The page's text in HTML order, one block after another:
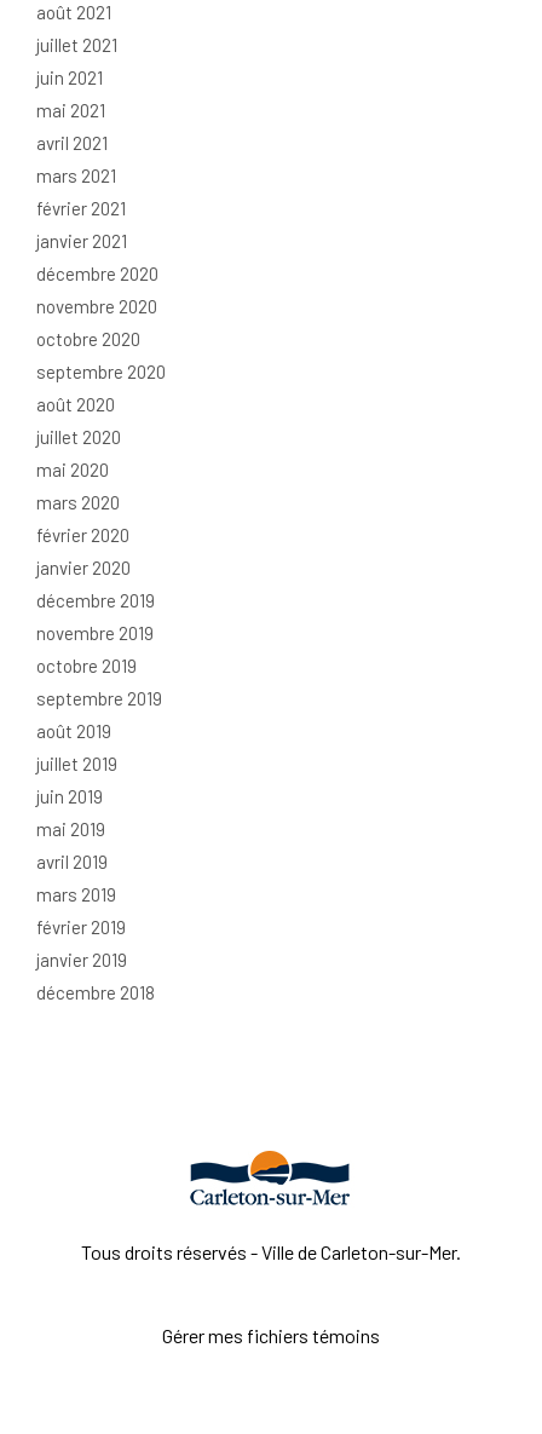
août 2021
juillet 2021
juin 2021
mai 2021
avril 2021
mars 2021
février 2021
janvier 2021
décembre 2020
novembre 2020
octobre 2020
septembre 2020
août 2020
juillet 2020
mai 2020
mars 2020
février 2020
janvier 2020
décembre 2019
novembre 2019
octobre 2019
septembre 2019
août 2019
juillet 2019
juin 2019
mai 2019
avril 2019
mars 2019
février 2019
janvier 2019
décembre 2018
Tous droits réservés - Ville de Carleton-sur-Mer.
Gérer mes fichiers témoins